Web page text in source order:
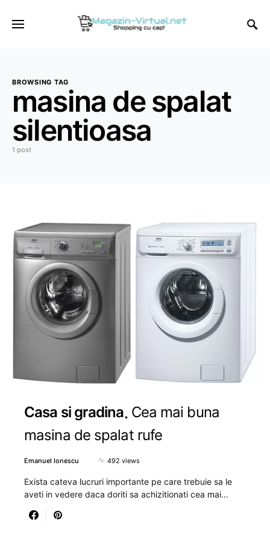
BROWSING TAG
masina de spalat
silentioasa
1 post
Casa si gradina Cea mai buna
masina de spalat rufe
Emanuel Ionescu 492 views
Exista cateva lucruri importante pe care trebuie sa le
aveti in vedere daca doriti sa achizitionati cea mai…